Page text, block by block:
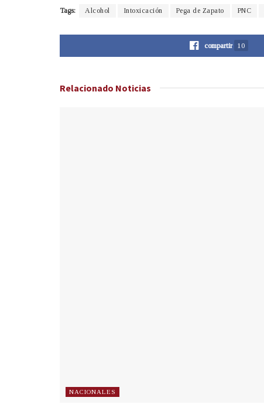
Tags: Alcohol Intoxicación Pega de Zapato PNC
compartir 10
Relacionado Noticias
NACIONALES